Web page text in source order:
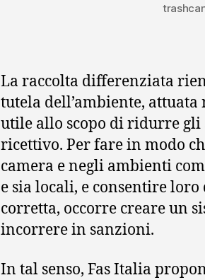
La raccolta differenziata
tutela dell’ambiente,
utile allo scopo di ridurre gli
ricettivo. Per fare in modo
camera e negli ambienti
e sia locali, e consentire
corretta, occorre creare un
incorrere in sanzioni.
In tal senso, Fas Italia